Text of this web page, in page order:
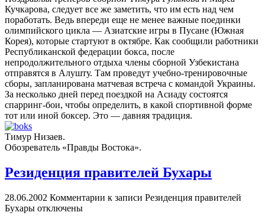
Кучкарова, следует все же заметить, что им есть над чем
поработать. Ведь впереди еще не менее важные поединки
олимпийского цикла — Азиатские игры в Пусане (Южная
Корея), которые стартуют в октябре. Как сообщили работники
Республиканской федерации бокса, после
непродолжительного отдыха члены сборной Узбекистана
отправятся в Алушту. Там проведут учебно-тренировочные
сборы, запланирована матчевая встреча с командой Украины.
За несколько дней перед поездкой на Асиаду состоятся
спарринг-бои, чтобы определить, в какой спортивной форме
тот или иной боксер. Это — давняя традиция.
Тимур Низаев.
Обозреватель «Правды Востока».
Резиденция правителей Бухары
28.06.2002 Комментарии к записи Резиденция правителей
Бухары отключены